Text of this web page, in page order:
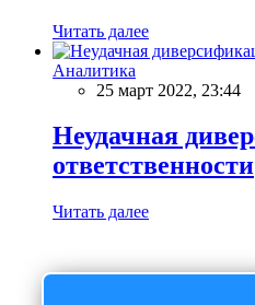
Читать далее
Аналитика
25 март 2022, 23:44
Неудачная
ответственности
Читать далее